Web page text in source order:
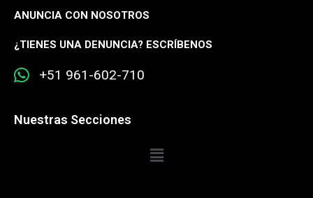
ANUNCIA CON NOSOTROS
¿TIENES UNA DENUNCIA? ESCRÍBENOS
+51 961-602-710
Nuestras Secciones